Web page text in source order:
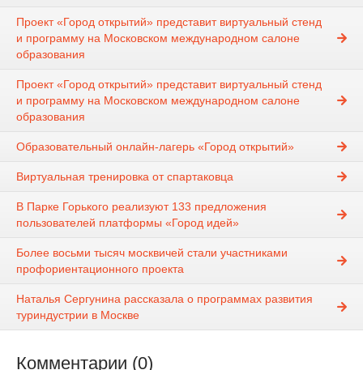
Проект «Город открытий» представит виртуальный стенд
и программу на Московском международном салоне
образования
Проект «Город открытий» представит виртуальный стенд
и программу на Московском международном салоне
образования
Образовательный онлайн-лагерь «Город открытий»
Виртуальная тренировка от спартаковца
В Парке Горького реализуют 133 предложения
пользователей платформы «Город идей»
Более восьми тысяч москвичей стали участниками
профориентационного проекта
Наталья Сергунина рассказала о программах развития
туриндустрии в Москве
Комментарии (0)